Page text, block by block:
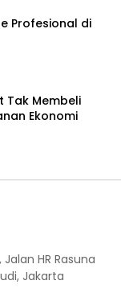
Profesional di
Tak Membeli
Ekonomi
HR Rasuna
Jakarta